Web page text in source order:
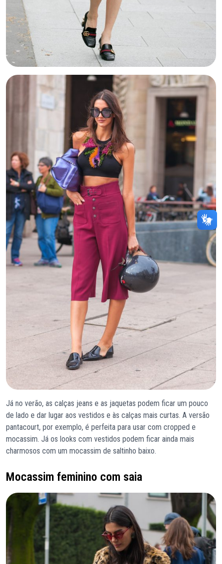
Já no verão, as calças jeans e as jaquetas podem ficar um pouco
de lado e dar lugar aos vestidos e às calças mais curtas. A versão
pantacourt, por exemplo, é perfeita para usar com cropped e
mocassim. Já os looks com vestidos podem ficar ainda mais
charmosos com um mocassim de saltinho baixo.
Mocassim feminino com saia